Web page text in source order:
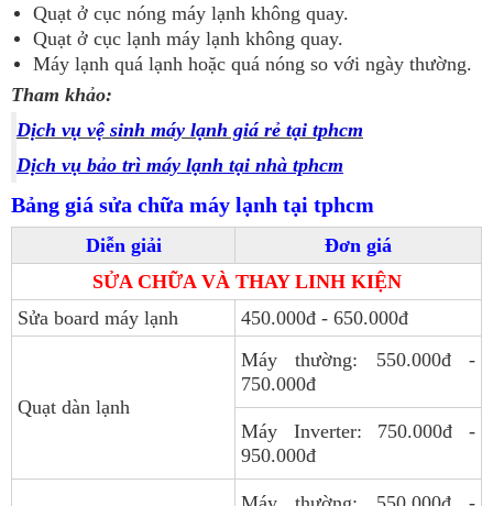
Quạt ở cục nóng máy lạnh không quay.
Quạt ở cục lạnh máy lạnh không quay.
Máy lạnh quá lạnh hoặc quá nóng so với ngày thường.
Tham khảo:
Dịch vụ vệ sinh máy lạnh giá rẻ tại tphcm
Dịch vụ bảo trì máy lạnh tại nhà tphcm
Bảng giá sửa chữa máy lạnh tại tphcm
Diễn giải
Đơn giá
SỬA CHỮA VÀ THAY LINH KIỆN
Sửa board máy lạnh
450.000đ - 650.000đ
Quạt dàn lạnh
Máy thường: 550.000đ -
750.000đ
Máy Inverter: 750.000đ -
950.000đ